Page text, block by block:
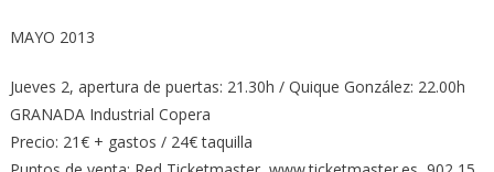
MAYO 2013
Jueves 2, apertura de puertas: 21.30h / Quique González: 22.00h
GRANADA Industrial Copera
Precio: 21€ + gastos / 24€ taquilla